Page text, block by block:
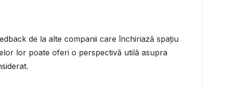
de la alte companii care închiriază spațiu
lor poate oferi o perspectivă utilă asupra